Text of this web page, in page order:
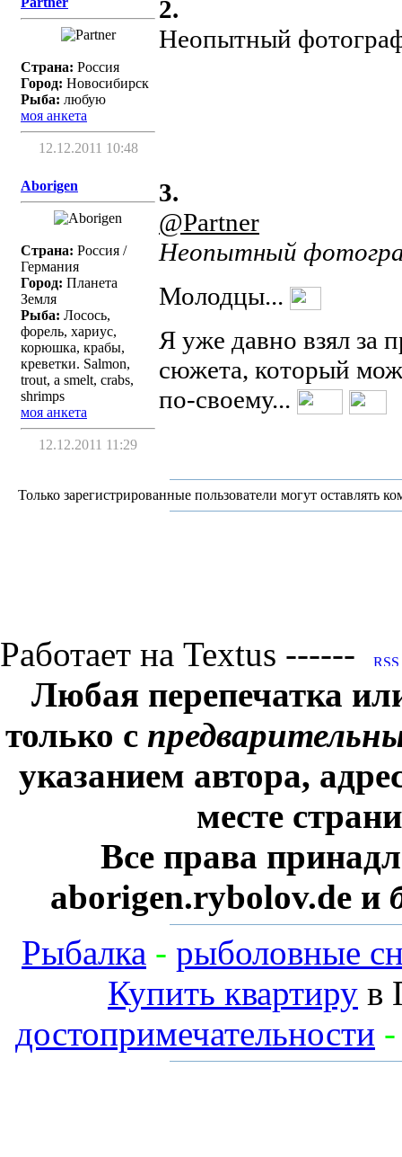
Страна: Россия
Город: Новосибирск
Рыба: любую
моя анкета
12.12.2011 10:48
2.
Неопытный
Aborigen
Страна: Россия /
Германия
Город: Планета
Земля
Рыба: Лосось,
форель, хариус,
корюшка, крабы,
креветки. Salmon,
trout, a smelt, crabs,
shrimps
моя анкета
12.12.2011 11:29
3.
@Partner
Неопытный
Молодцы...
Я уже давно взял за
сюжета, который
по-своему...
Только зарегистрированные пользователи могут оставлять
Работает на Textus ------
Любая перепечатка
только с
указанием автора,
месте
Все права
aborigen.rybolov.de и
Рыбалка - рыболовные
Купить квартиру в
достопримечательности